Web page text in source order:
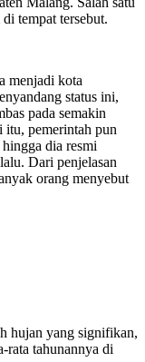
tempat tersebut.
menjadi kota
status ini,
pada semakin
itu, pemerintah pun
dia resmi
Dari penjelasan
orang menyebut
hujan yang signifikan,
rata tahunannya di